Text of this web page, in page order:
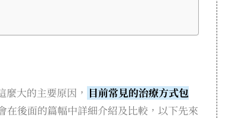
大的主要原因， 目前常見的治療方式包
在後面的篇幅中詳細介紹及比較，以下先來